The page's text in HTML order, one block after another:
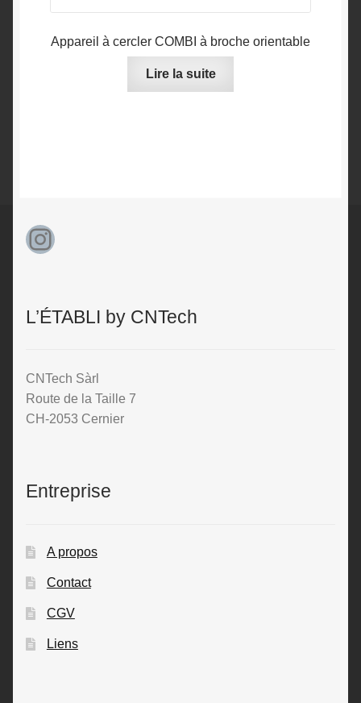
Appareil à cercler COMBI à broche orientable
Lire la suite
Instagram
L’ÉTABLI by CNTech
CNTech Sàrl
Route de la Taille 7
CH-2053 Cernier
Entreprise
A propos
Contact
CGV
Liens